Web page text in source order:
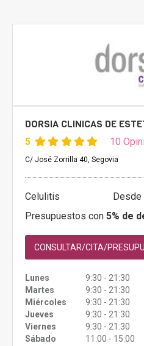
DORSIA CLINICAS DE
5 10
C/ José Zorrilla 40, Segovia
Celulitis
Desde
Presupuestos con 5% de
CONSULTAR/CITA/
Lunes
9:30 - 21:30
Martes
9:30 - 21:30
Miércoles
9:30 - 21:30
Jueves
9:30 - 21:30
Viernes
9:30 - 21:30
Sábado
11:00 - 15:00